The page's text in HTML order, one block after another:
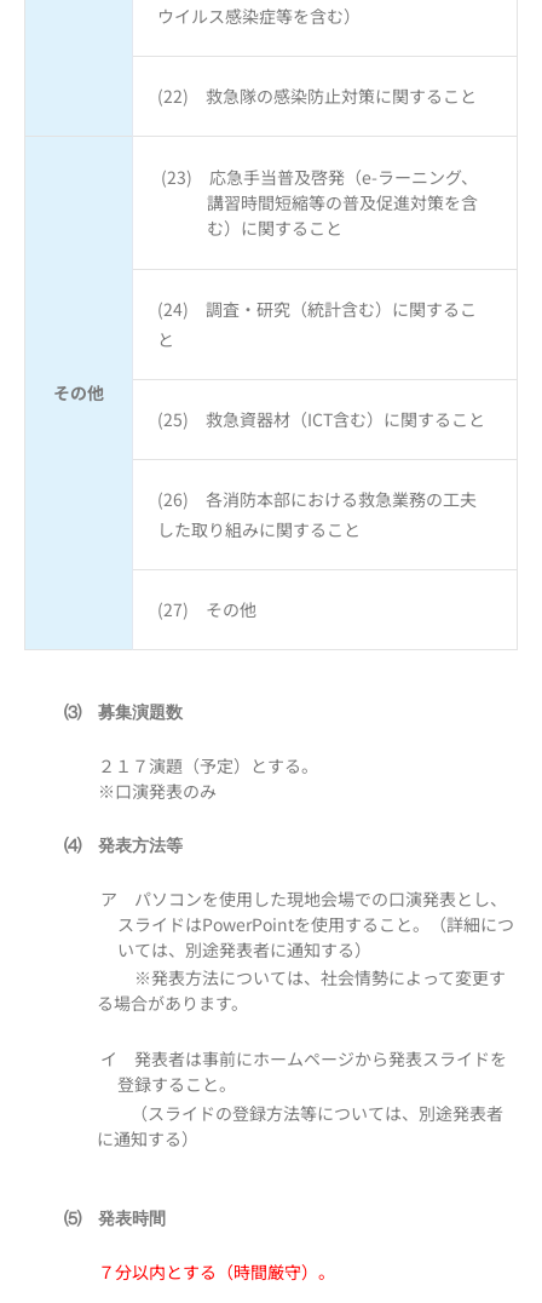
ウイルス感染症等を含む）
(22) 救急隊の感染防止対策に関すること
その他
(23) 応急手当普及啓発（e-ラーニング、
講習時間短縮等の普及促進対策を含
む）に関すること
(24) 調査・研究（統計含む）に関するこ
と
(25) 救急資器材（ICT含む）に関すること
(26) 各消防本部における救急業務の工夫
した取り組みに関すること
(27) その他
⑶ 募集演題数
２１７演題（予定）とする。
※口演発表のみ
⑷ 発表方法等
ア パソコンを使用した現地会場での口演発表とし、
スライドはPowerPointを使用すること。（詳細につ
いては、別途発表者に通知する）
※発表方法については、社会情勢によって変更す
る場合があります。
イ 発表者は事前にホームページから発表スライドを
登録すること。
（スライドの登録方法等については、別途発表者
に通知する）
⑸ 発表時間
７分以内とする（時間厳守）。